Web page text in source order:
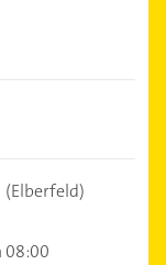
(Elberfeld)
08:00